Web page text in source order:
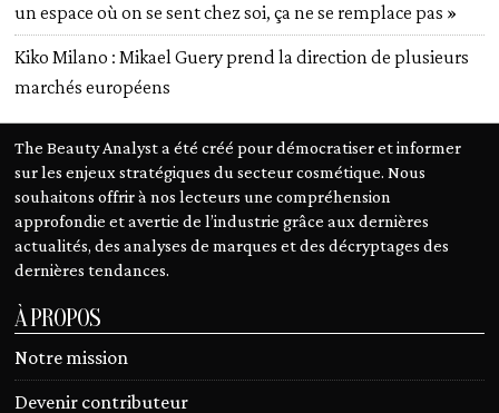
un espace où on se sent chez soi, ça ne se remplace pas »
Kiko Milano : Mikael Guery prend la direction de plusieurs
marchés européens
The Beauty Analyst a été créé pour démocratiser et informer
sur les enjeux stratégiques du secteur cosmétique. Nous
souhaitons offrir à nos lecteurs une compréhension
approfondie et avertie de l’industrie grâce aux dernières
actualités, des analyses de marques et des décryptages des
dernières tendances.
À PROPOS
Notre mission
Devenir contributeur